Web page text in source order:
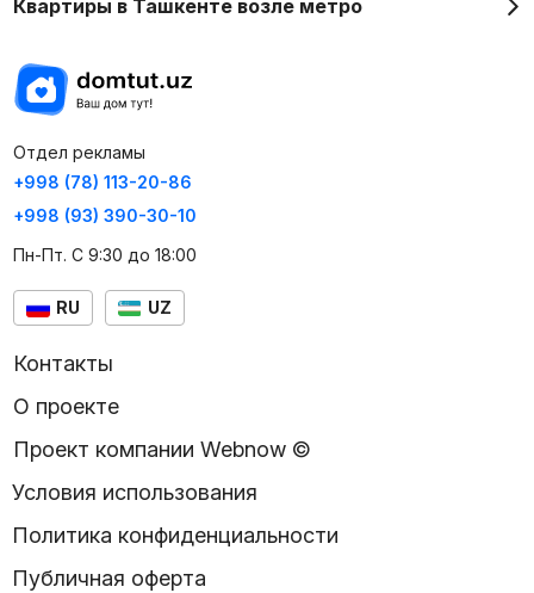
Квартиры в Ташкенте возле метро
Отдел рекламы
+998 (78) 113-20-86
+998 (93) 390-30-10
Пн-Пт. С 9:30 до 18:00
RU UZ
Контакты
О проекте
Проект компании Webnow ©
Условия использования
Политика конфиденциальности
Публичная оферта